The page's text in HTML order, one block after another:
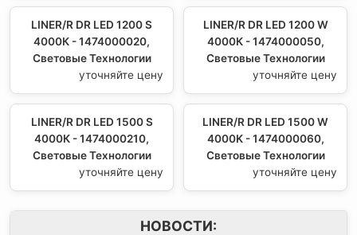
LINER/R DR LED 1200 S
4000К - 1474000020,
Световые Технологии
уточняйте цену
LINER/R DR LED 1200 W
4000К - 1474000050,
Световые Технологии
уточняйте цену
LINER/R DR LED 1500 S
4000К - 1474000210,
Световые Технологии
уточняйте цену
LINER/R DR LED 1500 W
4000K - 1474000060,
Световые Технологии
уточняйте цену
НОВОСТИ: